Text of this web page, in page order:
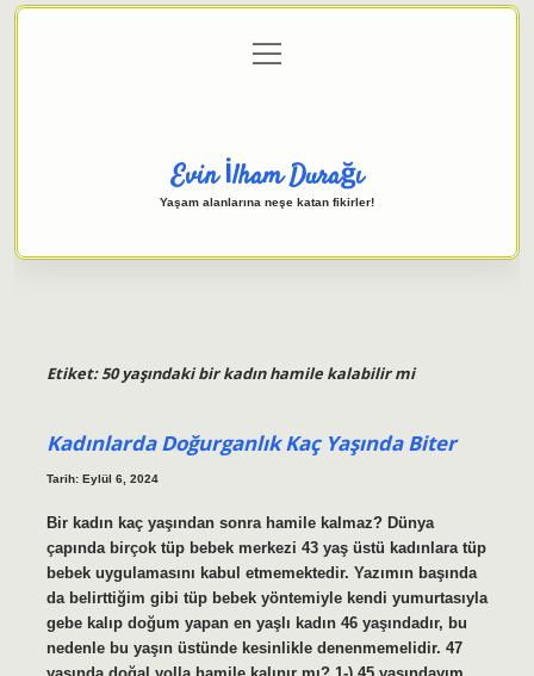
Gizlilik Politikası
menüyü
aç
Evin İlham Durağı
Yaşam alanlarına neşe katan fikirler!
Etiket:50 yaşındaki bir kadın hamile kalabilir mi
Kadınlarda Doğurganlık Kaç Yaşında Biter
Tarih: Eylül 6, 2024
Bir kadın kaç yaşından sonra hamile kalmaz? Dünya
çapında birçok tüp bebek merkezi 43 yaş üstü kadınlara tüp
bebek uygulamasını kabul etmemektedir. Yazımın başında
da belirttiğim gibi tüp bebek yöntemiyle kendi yumurtasıyla
gebe kalıp doğum yapan en yaşlı kadın 46 yaşındadır, bu
nedenle bu yaşın üstünde kesinlikle denenmemelidir. 47